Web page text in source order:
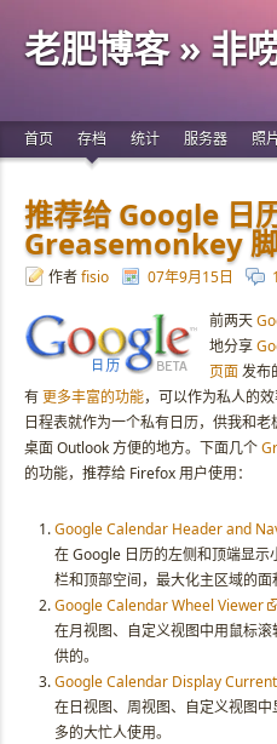
老肥博客 » 非
首页 存档 统计 服务器 照
推荐给 Google 日
Greasemonkey
作者fisio 07年9月15日
前两天
地分享
页面发布
有更多丰富的功能，可以作为私人的
日程表就作为一个私有日历，供我和
桌面 Outlook 方便的地方。下面几个
的功能，推荐给 Firefox 用户使用：
Google Calendar Header and
在 Google 日历的左侧和顶端显
栏和顶部空间，最大化主区域的面
Google Calendar Wheel Viewer
在月视图、自定义视图中用鼠标
供的。
Google Calendar Display
在日视图、周视图、自定义视图
多的大忙人使用。